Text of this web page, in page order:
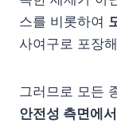
스를 비롯하여
사여구로 포장
그러므로 모든
안전성 측면에